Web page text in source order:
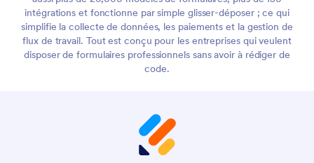
intégrations et fonctionne par simple glisser-déposer ; ce qui
simplifie la collecte de données, les paiements et la gestion de
flux de travail. Tout est conçu pour les entreprises qui veulent
disposer de formulaires professionnels sans avoir à rédiger de
code.